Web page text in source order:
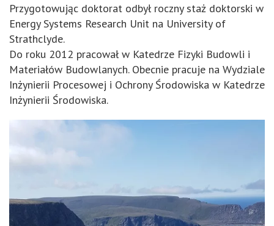
Przygotowując doktorat odbył roczny staż doktorski w
Energy Systems Research Unit na University of
Strathclyde.
Do roku 2012 pracował w Katedrze Fizyki Budowli i
Materiałów Budowlanych. Obecnie pracuje na Wydziale
Inżynierii Procesowej i Ochrony Środowiska w Katedrze
Inżynierii Środowiska.